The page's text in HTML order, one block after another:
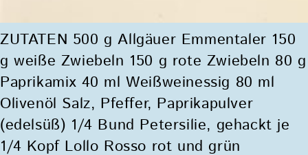
ZUTATEN 500 g Allgäuer Emmentaler 150
g weiße Zwiebeln 150 g rote Zwiebeln 80 g
Paprikamix 40 ml Weißweinessig 80 ml
Olivenöl Salz, Pfeffer, Paprikapulver
(edelsüß) 1/4 Bund Petersilie, gehackt je
1/4 Kopf Lollo Rosso rot und grün